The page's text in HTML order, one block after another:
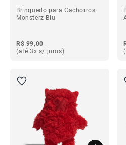
Brinquedo para Cachorros
Monsterz Blu
R$ 99,00
(até 3x s/ juros)